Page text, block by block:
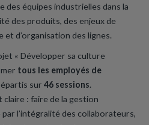
des équipes industrielles dans la
des produits, des enjeux de
d’organisation des lignes.
« Développer sa culture
tous les employés de
sur 46 sessions.
claire : faire de la gestion
l’intégralité des collaborateurs,